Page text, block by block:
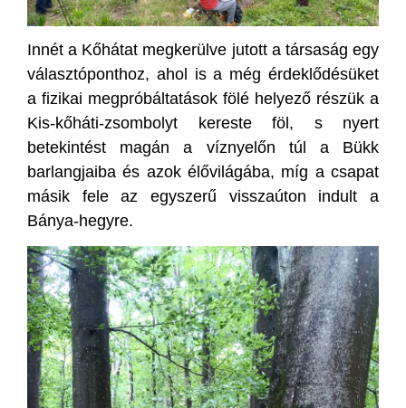
Innét a Kőhátat megkerülve jutott a társaság egy
választóponthoz, ahol is a még érdeklődésüket
a fizikai megpróbáltatások fölé helyező részük a
Kis-kőháti-zsombolyt kereste föl, s nyert
betekintést magán a víznyelőn túl a Bükk
barlangjaiba és azok élővilágába, míg a csapat
másik fele az egyszerű visszaúton indult a
Bánya-hegyre.